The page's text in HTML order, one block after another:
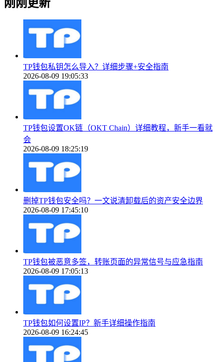
刚刚更新
TP钱包私钥怎么导入？详细步骤+安全指南
2026-08-09 19:05:33
TP钱包设置OK链（OKT Chain）详细教程，新手一看就
会
2026-08-09 18:25:19
删掉TP钱包安全吗？一文说清卸载后的资产安全边界
2026-08-09 17:45:10
TP钱包被恶意多签，转账页面的异常信号与应急指南
2026-08-09 17:05:13
TP钱包如何设置IP？新手详细操作指南
2026-08-09 16:24:45